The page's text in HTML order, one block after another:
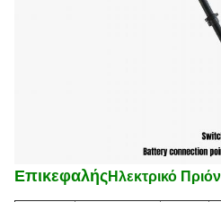
ΕπικεφαλήςΗλεκτρικό